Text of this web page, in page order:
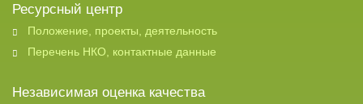
Ресурсный центр
Положение, проекты, деятельность
Перечень НКО, контактные данные
Независимая оценка качества